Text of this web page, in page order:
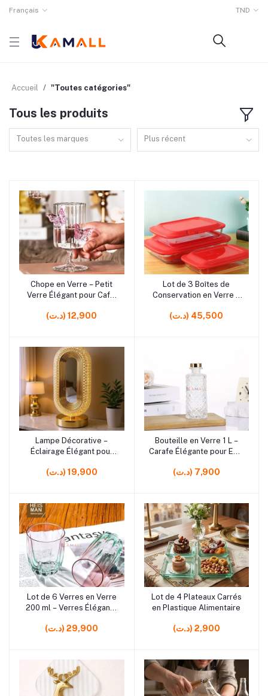
Français TND
Accueil "Toutes catégories"
Tous les produits
Toutes les marques Plus récent
Ajouter au panier
Chope en Verre – Petit
Verre Élégant pour Café,
Quotidiennes
(د.ت) 12,900
Ajouter au panier
Lot de 3 Boîtes de
Conservation en Verre –
avec 3 Tailles pour
(د.ت) 45,500
Ajouter au panier
Lampe Décorative –
Éclairage Élégant pour
(د.ت) 19,900
Ajouter au panier
Bouteille en Verre 1 L –
Carafe Élégante pour Eau,
(د.ت) 7,900
Ajouter au panier
Lot de 6 Verres en Verre
200 ml – Verres Élégants
Quotidiennes
(د.ت) 29,900
Ajouter au panier
Lot de 4 Plateaux Carrés
en Plastique Alimentaire
(د.ت) 2,900